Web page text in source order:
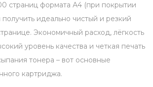
страниц формата А4 (при покрытии
получить идеально чистый и резкий
Экономичный расход, лёгкость
уровень качества и четкая печать
тонера – вот основные
картриджа.